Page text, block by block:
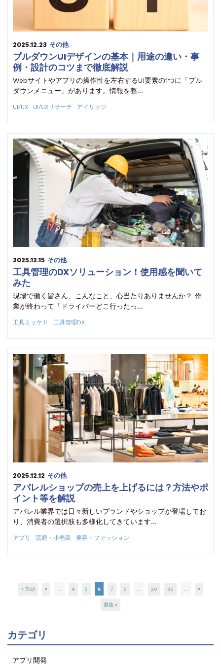
2025.12.23 その他
プルダウンUIデザインの基本｜用途の違い・事
例・設計のコツまで徹底解説
Webサイトやアプリの操作性を左右するUI要素の1つに「プル
ダウンメニュー」があります。情報を整…
UI/UX UI/UXリサーチ アイリッジ
2025.12.15 その他
工具管理のDXソリューション！使用感を聞いて
みた
現場で働く皆さん、こんなこと、心当たりありませんか？ 作
業が終わって「ドライバーどこ行ったっ…
工具ミッケⅡ 工具管理DX
2025.12.12 その他
アパレルショップの売上を上げるには？方法やポ
イント等を解説
アパレル業界では日々新しいブランドやショップが登場してお
り、消費者の選択肢も多様化してきています…
アプリ 流通・小売業 美容・ファッション
« 先頭 « 4 5 6 7 8 20 30 »
最後 »
カテゴリ
アプリ開発